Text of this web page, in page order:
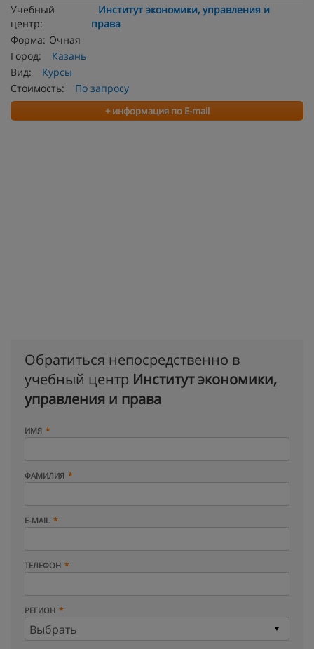
Учебный
центр:
Институт экономики, управления и
права
Форма: Очная
Город:
Казань
Вид:
Курсы
Стоимость:
По запросу
+ информация по E-mail
Обратиться непосредственно в
учебный центр Институт экономики,
управления и права
ИМЯ
ФАМИЛИЯ
E-MAIL
ТЕЛЕФОН
РЕГИОН